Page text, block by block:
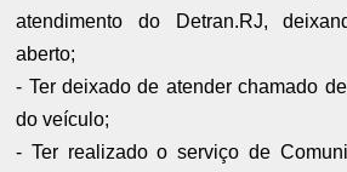
atendimento do Detran.RJ,
aberto;
- Ter deixado de atender chamado
do veículo;
- Ter realizado o serviço de